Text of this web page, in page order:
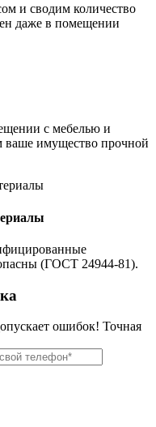
и сводим количество
даже в помещении
с мебелью и
имущество прочной
(ГОСТ 24944-81).
ошибок! Точная